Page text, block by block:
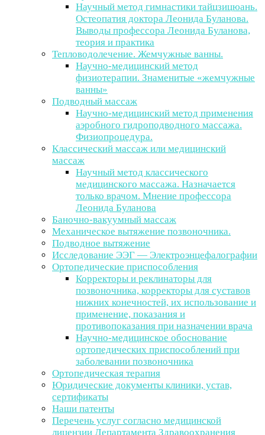
Научный метод гимнастики тайцзицюань.
Остеопатия доктора Леонида Буланова.
Выводы профессора Леонида Буланова,
теория и практика
Тепловодолечение. Жемчужные ванны.
Научно-медицинский метод
физиотерапии. Знаменитые «жемчужные
ванны»
Подводный массаж
Научно-медицинский метод применения
аэробного гидроподводного массажа.
Физиопроцедура.
Классический массаж или медицинский
массаж
Научный метод классического
медицинского массажа. Назначается
только врачом. Мнение профессора
Леонида Буланова
Баночно-вакуумный массаж
Механическое вытяжение позвоночника.
Подводное вытяжение
Исследование ЭЭГ — Электроэнцефалографии
Ортопедические приспособления
Корректоры и реклинаторы для
позвоночника, корректоры для суставов
нижних конечностей, их использование и
применение, показания и
противопоказания при назначении врача
Научно-медицинское обоснование
ортопедических приспособлений при
заболевании позвоночника
Ортопедическая терапия
Юридические документы клиники, устав,
сертификаты
Наши патенты
Перечень услуг согласно медицинской
лицензии Департамента Здравоохранения